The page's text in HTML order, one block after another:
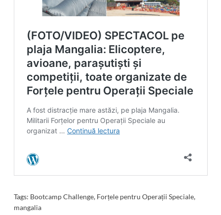
Tags: Bootcamp Challenge, Forțele pentru Operații Speciale,
mangalia